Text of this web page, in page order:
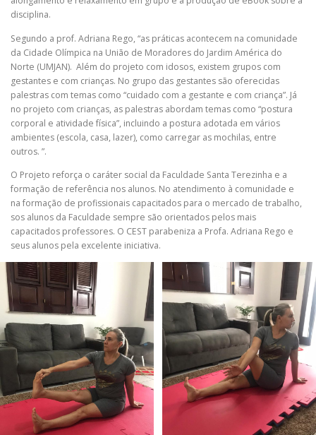
disciplina.
Segundo a prof. Adriana Rego, “as práticas acontecem na comunidade
da Cidade Olímpica na União de Moradores do Jardim América do
Norte (UMJAN). Além do projeto com idosos, existem grupos com
gestantes e com crianças. No grupo das gestantes são oferecidas
palestras com temas como “cuidado com a gestante e com criança”. Já
no projeto com crianças, as palestras abordam temas como “postura
corporal e atividade física”, incluindo a postura adotada em vários
ambientes (escola, casa, lazer), como carregar as mochilas, entre
outros. ”.
O Projeto reforça o caráter social da Faculdade Santa Terezinha e a
formação de referência nos alunos. No atendimento à comunidade e
na formação de profissionais capacitados para o mercado de trabalho,
sos alunos da Faculdade sempre são orientados pelos mais
capacitados professores. O CEST parabeniza a Profa. Adriana Rego e
seus alunos pela excelente iniciativa.